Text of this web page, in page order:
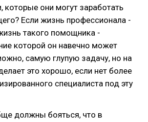
которые они могут заработать
Если жизнь профессионала -
такого помощника -
которой он навечно может
самую глупую задачу, но на
это хорошо, если нет более
специалиста под эту
должны бояться, что в